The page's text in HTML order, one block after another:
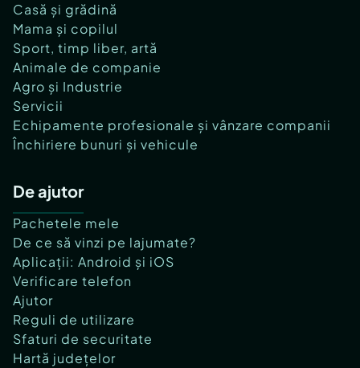
Casă și grădină
Mama și copilul
Sport, timp liber, artă
Animale de companie
Agro și Industrie
Servicii
Echipamente profesionale și vânzare companii
Închiriere bunuri și vehicule
De ajutor
Pachetele mele
De ce să vinzi pe lajumate?
Aplicații: Android și iOS
Verificare telefon
Ajutor
Reguli de utilizare
Sfaturi de securitate
Hartă județelor